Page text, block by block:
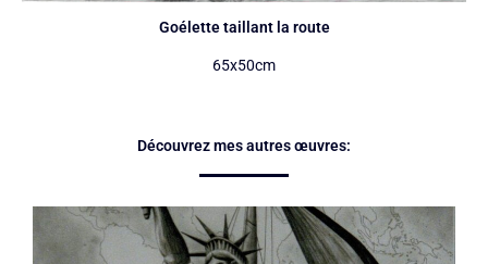
Goélette taillant la route
65x50cm
Découvrez mes autres œuvres: